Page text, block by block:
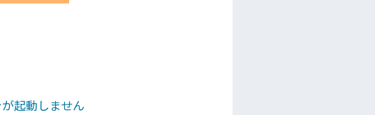
起動しません